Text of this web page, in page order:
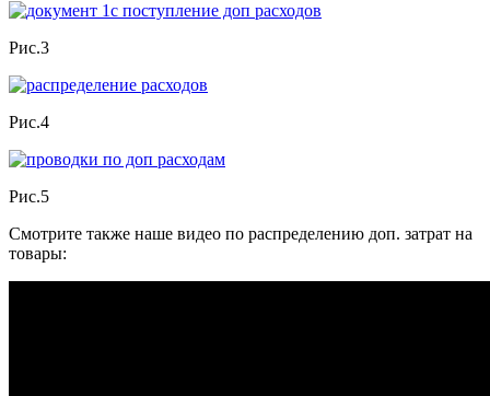
Рис.3
Рис.4
Рис.5
Смотрите также наше видео по распределению доп. затрат на
товары: